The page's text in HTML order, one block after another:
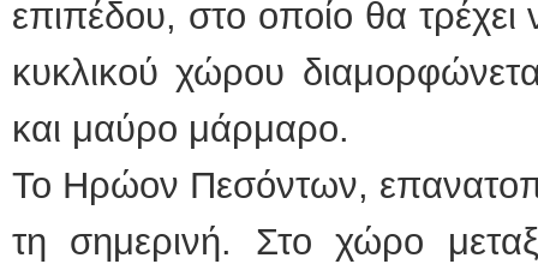
επιπέδου, στο οποίο θα
κυκλικού χώρου
και μαύρο μάρμαρο.
Το Ηρώον Πεσόντων,
τη σημερινή. Στο χώρο